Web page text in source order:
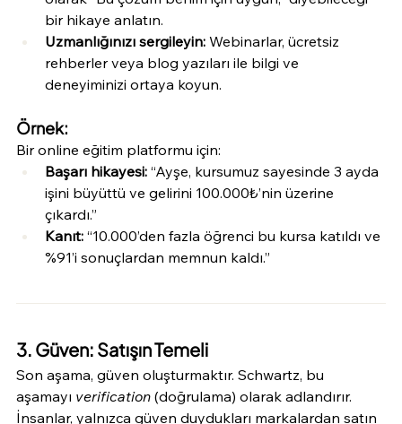
bir hikaye anlatın.
Uzmanlığınızı sergileyin: Webinarlar, ücretsiz
rehberler veya blog yazıları ile bilgi ve
deneyiminizi ortaya koyun.
Örnek:
Bir online eğitim platformu için:
Başarı hikayesi: “Ayşe, kursumuz sayesinde 3 ayda
işini büyüttü ve gelirini 100.000₺’nin üzerine
çıkardı.”
Kanıt: “10.000’den fazla öğrenci bu kursa katıldı ve
%91’i sonuçlardan memnun kaldı.”
3. Güven: Satışın Temeli
Son aşama, güven oluşturmaktır. Schwartz, bu
aşamayı verification (doğrulama) olarak adlandırır.
İnsanlar, yalnızca güven duydukları markalardan satın